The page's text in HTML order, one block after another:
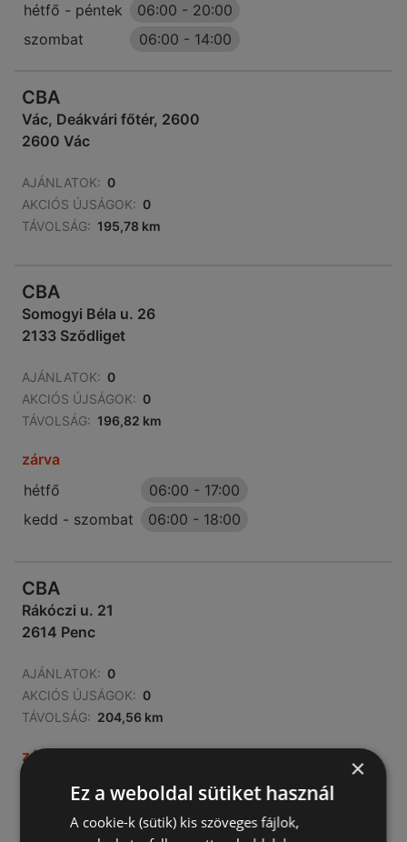
hétfő - péntek
06:00 - 20:00
szombat
06:00 - 14:00
CBA
Vác, Deákvári főtér, 2600
2600 Vác
AJÁNLATOK: 0
AKCIÓS ÚJSÁGOK: 0
TÁVOLSÁG: 195,78 km
CBA
Somogyi Béla u. 26
2133 Sződliget
AJÁNLATOK: 0
AKCIÓS ÚJSÁGOK: 0
TÁVOLSÁG: 196,82 km
zárva
hétfő
06:00 - 17:00
kedd - szombat
06:00 - 18:00
CBA
Rákóczi u. 21
2614 Penc
AJÁNLATOK: 0
AKCIÓS ÚJSÁGOK: 0
TÁVOLSÁG: 204,56 km
zárva
hétfő - péntek
05:00- 19:00
szombat
05:00 -16:00
×
Ez a weboldal sütiket használ
A cookie-k (sütik) kis szöveges fájlok,